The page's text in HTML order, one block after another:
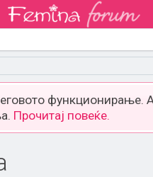
Прочитај повеќе.